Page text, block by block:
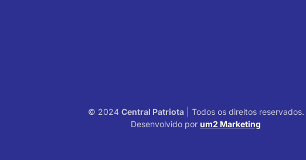
© 2024 Central Patriota| Todos os direitos reservados.
Desenvolvido por um2 Marketing